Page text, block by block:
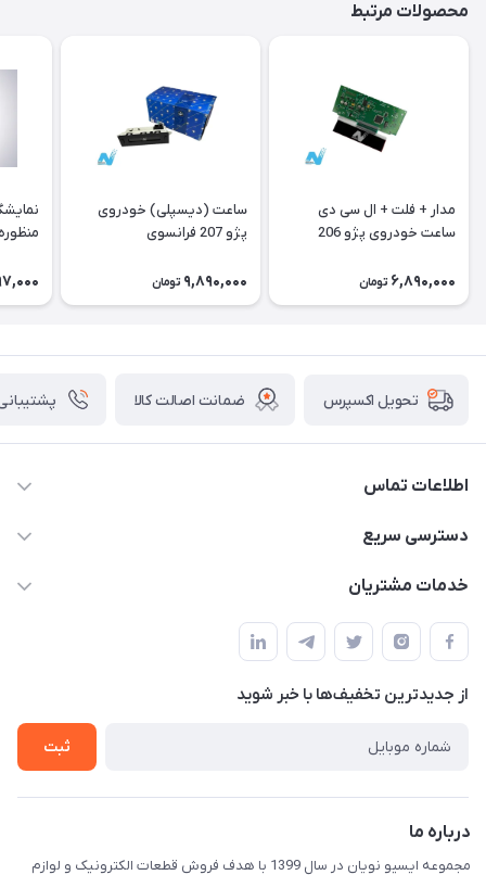
محصولات مرتبط
مدار + فلت + ال سی دی
ساعت خودروی پژو 206
6,890,000 تومان
ساعت (دیسپلی) خودروی
پژو 207 فرانسوی
9,890,000 تومان
تحویل اکسپرس ضمانت اصالت کالا پشتیبانی ۲۴
اطلاعات تماس
09375482200
دسترسی سریع
حساب کاربری
ثبت فیش
لیست محصولات
خدمات مشتریان
راهنمای خرید
حریم خصوصی
از جدید‌ترین تخفیف‌ها با‌ خبر شوید
ثبت
درباره ما
مجموعه ایسیو نویان در سال 1399 با هدف فروش قطعات الکترونیک و لوازم